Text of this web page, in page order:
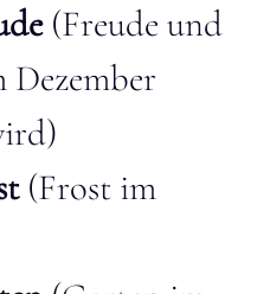
(Freude und
Dezember
(Frost im